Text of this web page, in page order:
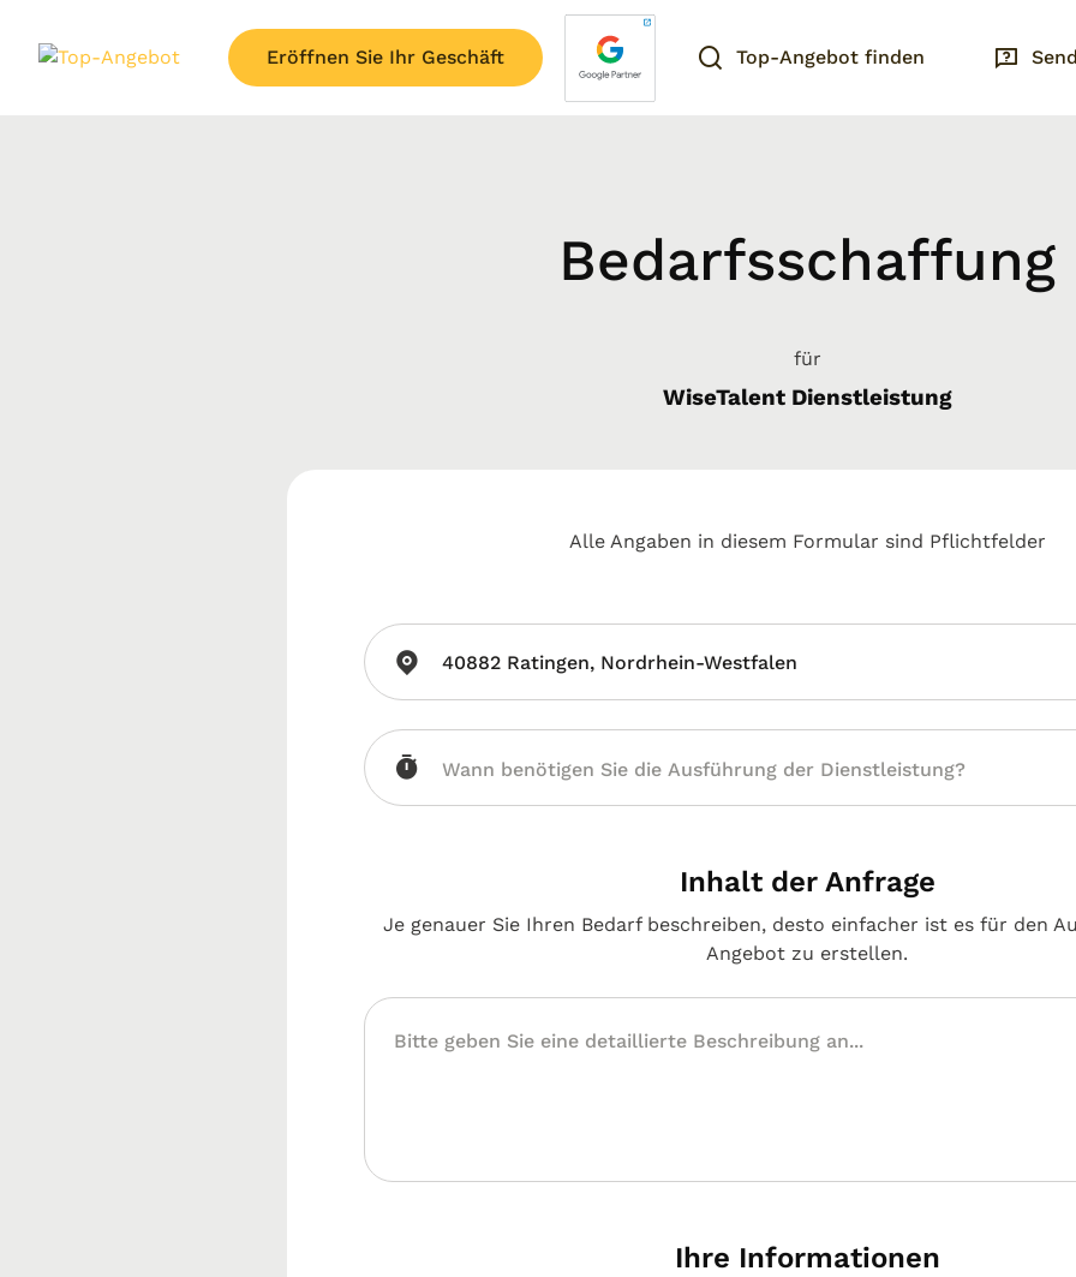
Eröffnen Sie Ihr Geschäft Top-Angebot finden
Bedarfsschaffung
für
WiseTalent Dienstleistung
Alle Angaben in diesem Formular sind Pflichtfelder
40882 Ratingen, Nordrhein-Westfalen
Inhalt der Anfrage
Je genauer Sie Ihren Bedarf beschreiben, desto einfacher ist es für den
Angebot zu erstellen.
Ihre Informationen